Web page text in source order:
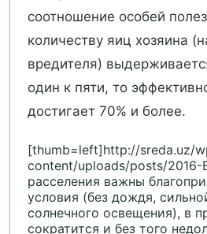
соотношение особей
количеству яиц хозяина
вредителя)
один к пяти, то
достигает 70% и более.
[thumb=left]http://sreda.uz/
content/uploads/posts/2016-
расселения важны
условия (без дождя,
солнечного освещения), в
сократится и без того